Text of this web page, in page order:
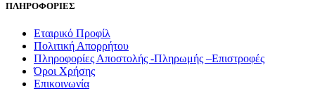
ΠΛΗΡΟΦΟΡΙΕΣ
Εταιρικό Προφίλ
Πολιτική Απορρήτου
Πληροφορίες Αποστολής -Πληρωμής –Επιστροφές
Όροι Χρήσης
Επικοινωνία